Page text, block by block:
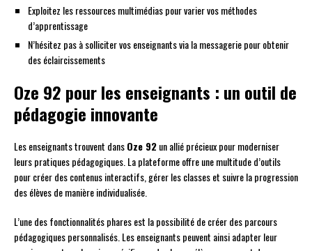
Exploitez les ressources multimédias pour varier vos méthodes
d’apprentissage
N’hésitez pas à solliciter vos enseignants via la messagerie pour obtenir
des éclaircissements
Oze 92 pour les enseignants : un outil de
pédagogie innovante
Les enseignants trouvent dansOze 92un allié précieux pour moderniser
leurs pratiques pédagogiques. La plateforme offre une multitude d’outils
pour créer des contenus interactifs, gérer les classes et suivre la progression
des élèves de manière individualisée.
L’une des fonctionnalités phares est la possibilité de créer des parcours
pédagogiques personnalisés. Les enseignants peuvent ainsi adapter leur